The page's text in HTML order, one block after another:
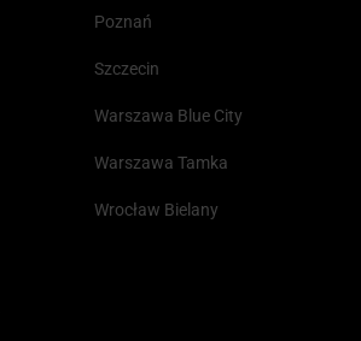
Poznań
Szczecin
Warszawa Blue City
Warszawa Tamka
Wrocław Bielany